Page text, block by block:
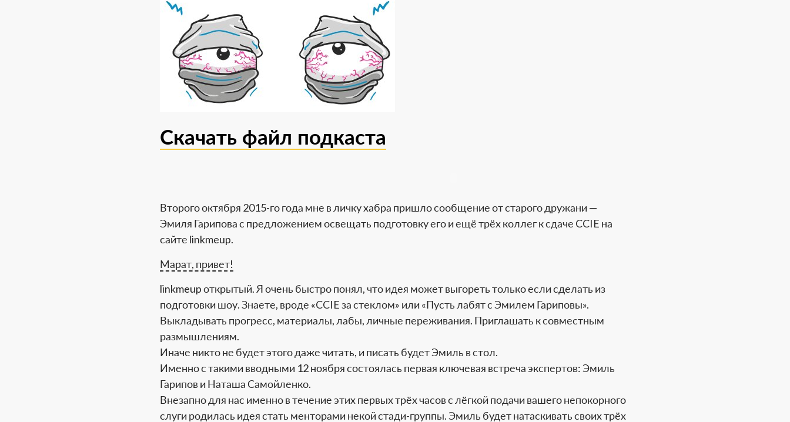
Скачать файл подкаста
Второго октября 2015-го года мне в личку хабра пришло сообщение от старого дружани —
Эмиля Гарипова с предложением освещать подготовку его и ещё трёх коллег к сдаче CCIE на
сайте linkmeup.
Марат, привет!
linkmeup открытый. Я очень быстро понял, что идея может выгореть только если сделать из
подготовки шоу. Знаете, вроде «CCIE за стеклом» или «Пусть лабят с Эмилем Гариповы».
Выкладывать прогресс, материалы, лабы, личные переживания. Приглашать к совместным
размышлениям.
Иначе никто не будет этого даже читать, и писать будет Эмиль в стол.
Именно с такими вводными 12 ноября состоялась первая ключевая встреча экспертов: Эмиль
Гарипов и Наташа Самойленко.
Внезапно для нас именно в течение этих первых трёх часов с лёгкой подачи вашего непокорного
слуги родилась идея стать менторами некой стади-группы. Эмиль будет натаскивать своих трёх